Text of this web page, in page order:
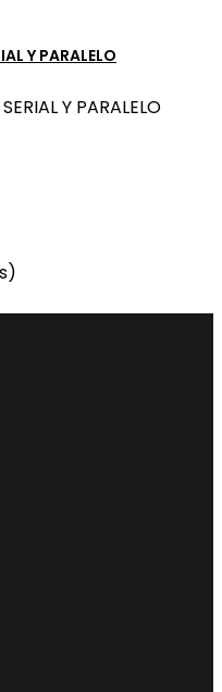
Y PARALELO
Y PARALELO